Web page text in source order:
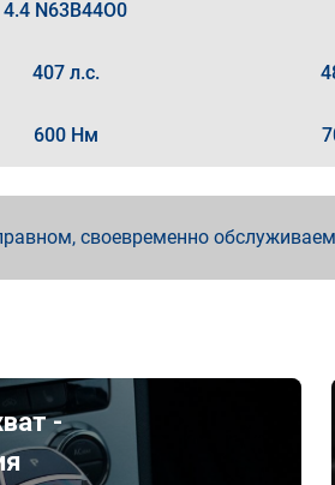
4.4 N63B44O0
407 л.с.
600 Нм
своевременно
-